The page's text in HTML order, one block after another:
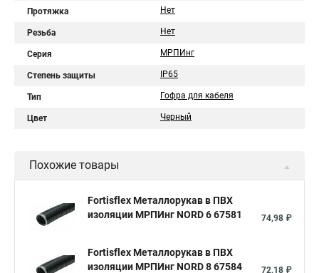
Протяжка Нет
Резьба Нет
Серия МРПИнг
Степень защиты IP65
Тип Гофра для кабеля
Цвет Черный
Похожие товары
Fortisflex Металлорукав в ПВХ
изоляции МРПИнг NORD 6 67581
74,98 ₽
Fortisflex Металлорукав в ПВХ
изоляции МРПИнг NORD 8 67584
72,18 ₽